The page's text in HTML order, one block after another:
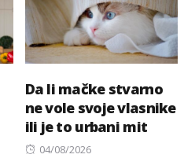
Da li mačke stvarno
ne vole svoje vlasnike
ili je to urbani mit
Posted
04/08/2026